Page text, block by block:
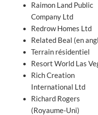
Raimon Land Public
Company Ltd
Redrow Homes Ltd
Related Beal (en
Terrain résidentiel
Resort World Las
Rich Creation
International Ltd
Richard Rogers
(Royaume-Uni)